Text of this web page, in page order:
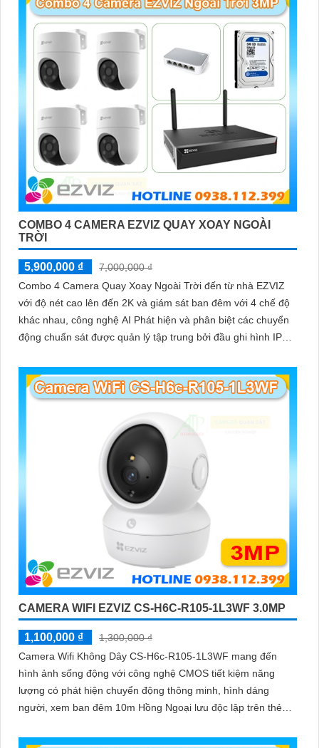
COMBO 4 CAMERA EZVIZ QUAY XOAY NGOÀI
TRỜI
5,900,000 ₫
7,000,000 ₫
Combo 4 Camera Quay Xoay Ngoài Trời đến từ nhà EZVIZ
với độ nét cao lên đến 2K và giám sát ban đêm với 4 chế độ
khác nhau, công nghệ AI Phát hiện và phân biệt các chuyển
động chuẩn sát được quản lý tập trung bởi đầu ghi hình IP
CAMERA WIFI EZVIZ CS-H6C-R105-1L3WF 3.0MP
1,100,000 ₫
1,300,000 ₫
Camera Wifi Không Dây CS-H6c-R105-1L3WF mang đến
hình ảnh sống động với công nghệ CMOS tiết kiệm năng
lượng có phát hiện chuyển động thông minh, hình dáng
người, xem ban đêm 10m Hồng Ngoại lưu độc lập trên thẻ